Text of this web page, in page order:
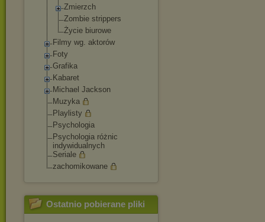
Zmierzch
Zombie strippers
Życie biurowe
Filmy wg. aktorów
Foty
Grafika
Kabaret
Michael Jackson
Muzyka
Playlisty
Psychologia
Psychologia różnic
indywidualnych
Seriale
zachomikowane
Ostatnio pobierane pliki